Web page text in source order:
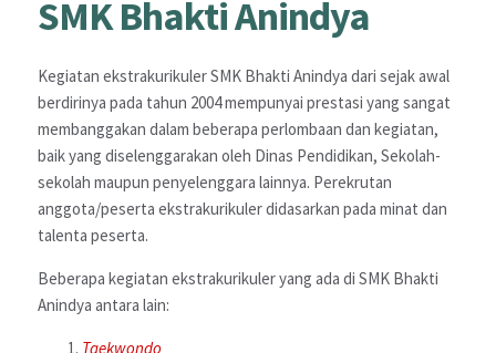
SMK Bhakti Anindya
Kegiatan ekstrakurikuler SMK Bhakti Anindya dari sejak awal
berdirinya pada tahun 2004 mempunyai prestasi yang sangat
membanggakan dalam beberapa perlombaan dan kegiatan,
baik yang diselenggarakan oleh Dinas Pendidikan, Sekolah-
sekolah maupun penyelenggara lainnya. Perekrutan
anggota/peserta ekstrakurikuler didasarkan pada minat dan
talenta peserta.
Beberapa kegiatan ekstrakurikuler yang ada di SMK Bhakti
Anindya antara lain:
Taekwondo